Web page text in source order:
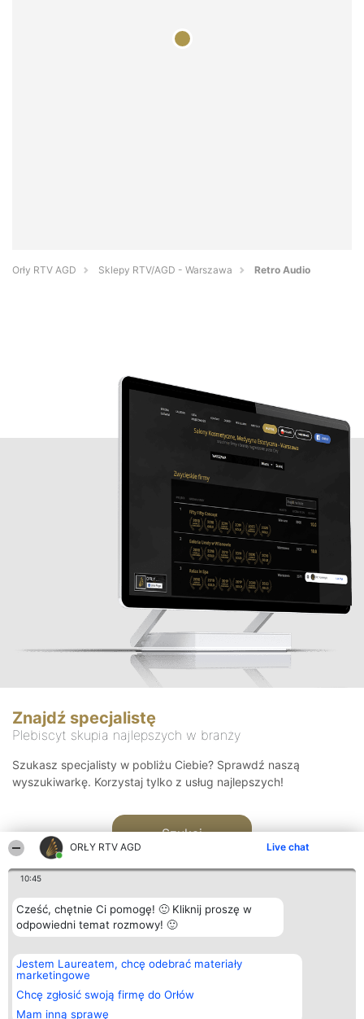
ORŁY RTV AGD Live chat
10:45
Cześć, chętnie Ci pomogę! 🙂 Kliknij proszę w
odpowiedni temat rozmowy! 🙂
Jestem Laureatem, chcę odebrać materiały
marketingowe
Chcę zgłosić swoją firmę do Orłów
Mam inną sprawę
Orły RTV AGD Sklepy RTV/AGD - Warszawa Retro Audio
Znajdź specjalistę
Plebiscyt skupia najlepszych w branży
Szukasz specjalisty w pobliżu Ciebie? Sprawdź naszą
wyszukiwarkę. Korzystaj tylko z usług najlepszych!
Szukaj
Organizator plebiscytu
Bright Side Solutions sp. z o.
o. sp. k.
ul. Ruska 22
Wrocław 50-079
KRS 0000749100 | Regon
Plebiscyt
Laureaci
wszystkich
Laureatów
Kontakt
Kontakt